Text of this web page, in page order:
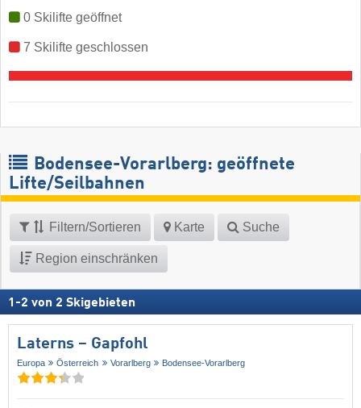
0 Skilifte geöffnet
7 Skilifte geschlossen
Bodensee-Vorarlberg: geöffnete
Lifte/Seilbahnen
Filtern/Sortieren Karte Suche
Region einschränken
1 -2 von 2 Skigebieten
Laterns – Gapfohl
Europa Österreich Vorarlberg Bodensee-Vorarlberg